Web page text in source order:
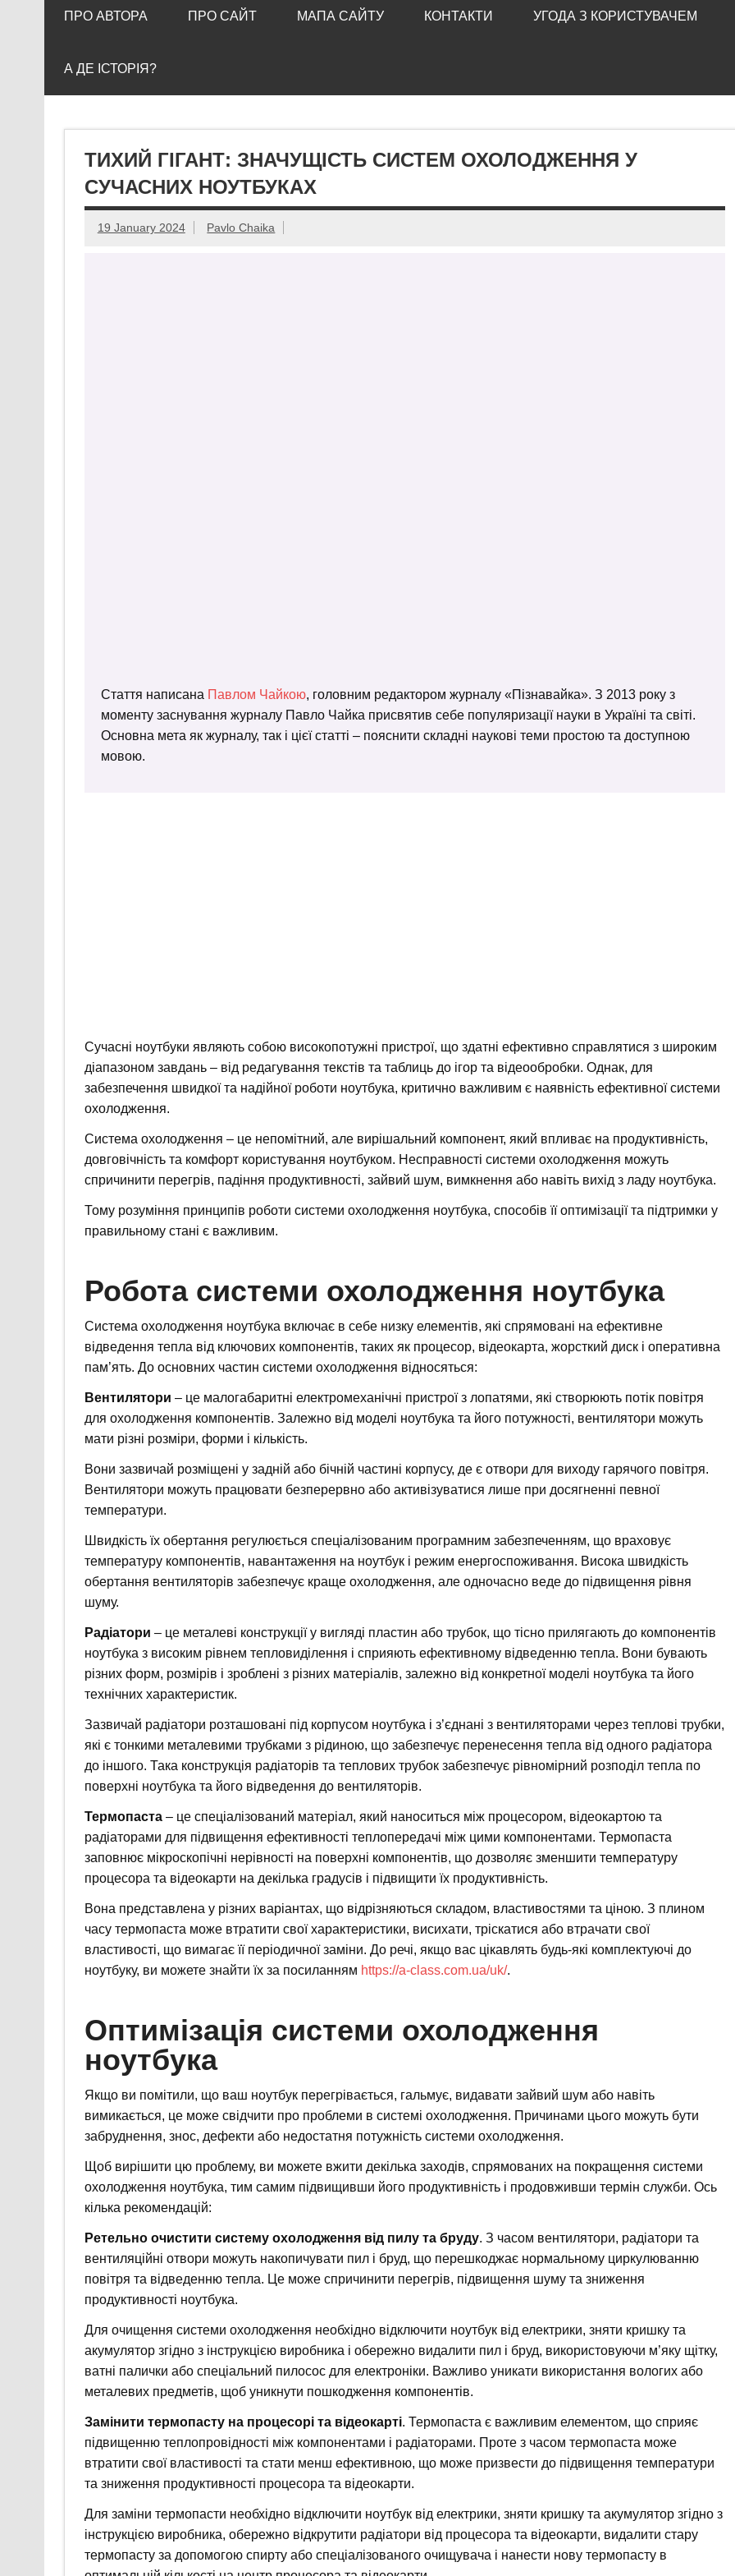
ПРО АВТОРА ПРО САЙТ МАПА САЙТУ КОНТАКТИ УГОДА З КОРИСТУВАЧЕМ
А ДЕ ІСТОРІЯ?
ТИХИЙ ГІГАНТ: ЗНАЧУЩІСТЬ СИСТЕМ ОХОЛОДЖЕННЯ У
СУЧАСНИХ НОУТБУКАХ
19 January 2024 Pavlo Chaika
Стаття написана Павлом Чайкою, головним редактором журналу «Пізнавайка». З 2013 року з
моменту заснування журналу Павло Чайка присвятив себе популяризації науки в Україні та світі.
Основна мета як журналу, так і цієї статті – пояснити складні наукові теми простою та доступною
мовою.
Сучасні ноутбуки являють собою високопотужні пристрої, що здатні ефективно справлятися з широким
діапазоном завдань – від редагування текстів та таблиць до ігор та відеообробки. Однак, для
забезпечення швидкої та надійної роботи ноутбука, критично важливим є наявність ефективної системи
охолодження.
Система охолодження – це непомітний, але вирішальний компонент, який впливає на продуктивність,
довговічність та комфорт користування ноутбуком. Несправності системи охолодження можуть
спричинити перегрів, падіння продуктивності, зайвий шум, вимкнення або навіть вихід з ладу ноутбука.
Тому розуміння принципів роботи системи охолодження ноутбука, способів її оптимізації та підтримки у
правильному стані є важливим.
Робота системи охолодження ноутбука
Система охолодження ноутбука включає в себе низку елементів, які спрямовані на ефективне
відведення тепла від ключових компонентів, таких як процесор, відеокарта, жорсткий диск і оперативна
пам’ять. До основних частин системи охолодження відносяться:
Вентилятори – це малогабаритні електромеханічні пристрої з лопатями, які створюють потік повітря
для охолодження компонентів. Залежно від моделі ноутбука та його потужності, вентилятори можуть
мати різні розміри, форми і кількість.
Вони зазвичай розміщені у задній або бічній частині корпусу, де є отвори для виходу гарячого повітря.
Вентилятори можуть працювати безперервно або активізуватися лише при досягненні певної
температури.
Швидкість їх обертання регулюється спеціалізованим програмним забезпеченням, що враховує
температуру компонентів, навантаження на ноутбук і режим енергоспоживання. Висока швидкість
обертання вентиляторів забезпечує краще охолодження, але одночасно веде до підвищення рівня
шуму.
Радіатори – це металеві конструкції у вигляді пластин або трубок, що тісно прилягають до компонентів
ноутбука з високим рівнем тепловиділення і сприяють ефективному відведенню тепла. Вони бувають
різних форм, розмірів і зроблені з різних матеріалів, залежно від конкретної моделі ноутбука та його
технічних характеристик.
Зазвичай радіатори розташовані під корпусом ноутбука і з’єднані з вентиляторами через теплові трубки,
які є тонкими металевими трубками з рідиною, що забезпечує перенесення тепла від одного радіатора
до іншого. Така конструкція радіаторів та теплових трубок забезпечує рівномірний розподіл тепла по
поверхні ноутбука та його відведення до вентиляторів.
Термопаста– це спеціалізований матеріал, який наноситься між процесором, відеокартою та
радіаторами для підвищення ефективності теплопередачі між цими компонентами. Термопаста
заповнює мікроскопічні нерівності на поверхні компонентів, що дозволяє зменшити температуру
процесора та відеокарти на декілька градусів і підвищити їх продуктивність.
Вона представлена у різних варіантах, що відрізняються складом, властивостями та ціною. З плином
часу термопаста може втратити свої характеристики, висихати, тріскатися або втрачати свої
властивості, що вимагає її періодичної заміни. До речі, якщо вас цікавлять будь-які комплектуючі до
ноутбуку, ви можете знайти їх за посиланням https://a-class.com.ua/uk/.
Оптимізація системи охолодження
ноутбука
Якщо ви помітили, що ваш ноутбук перегрівається, гальмує, видавати зайвий шум або навіть
вимикається, це може свідчити про проблеми в системі охолодження. Причинами цього можуть бути
забруднення, знос, дефекти або недостатня потужність системи охолодження.
Щоб вирішити цю проблему, ви можете вжити декілька заходів, спрямованих на покращення системи
охолодження ноутбука, тим самим підвищивши його продуктивність і продовживши термін служби. Ось
кілька рекомендацій:
Ретельно очистити систему охолодження від пилу та бруду. З часом вентилятори, радіатори та
вентиляційні отвори можуть накопичувати пил і бруд, що перешкоджає нормальному циркулюванню
повітря та відведенню тепла. Це може спричинити перегрів, підвищення шуму та зниження
продуктивності ноутбука.
Для очищення системи охолодження необхідно відключити ноутбук від електрики, зняти кришку та
акумулятор згідно з інструкцією виробника і обережно видалити пил і бруд, використовуючи м’яку щітку,
ватні палички або спеціальний пилосос для електроніки. Важливо уникати використання вологих або
металевих предметів, щоб уникнути пошкодження компонентів.
Замінити термопасту на процесорі та відеокарті. Термопаста є важливим елементом, що сприяє
підвищенню теплопровідності між компонентами і радіаторами. Проте з часом термопаста може
втратити свої властивості та стати менш ефективною, що може призвести до підвищення температури
та зниження продуктивності процесора та відеокарти.
Для заміни термопасти необхідно відключити ноутбук від електрики, зняти кришку та акумулятор згідно з
інструкцією виробника, обережно відкрутити радіатори від процесора та відеокарти, видалити стару
термопасту за допомогою спирту або спеціалізованого очищувача і нанести нову термопасту в